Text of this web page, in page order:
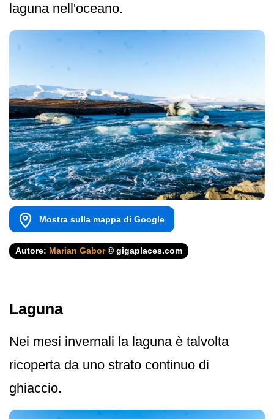
laguna nell'oceano.
Mostra sulla mappa di Google
Autore: Marian Gabor© gigaplaces.com
Laguna
Nei mesi invernali la laguna è talvolta
ricoperta da uno strato continuo di
ghiaccio.